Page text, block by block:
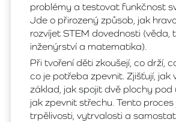
problémy a testovat funkčnost
Jde o přirozený způsob, jak
rozvíjet STEM dovednosti (věda,
inženýrství a matematika).
Při tvoření děti zkoušejí, co drží,
co je potřeba zpevnit. Zjišťují, jak
základ, jak spojit dvě plochy pod
jak zpevnit střechu. Tento proces
trpělivosti, vytrvalosti a